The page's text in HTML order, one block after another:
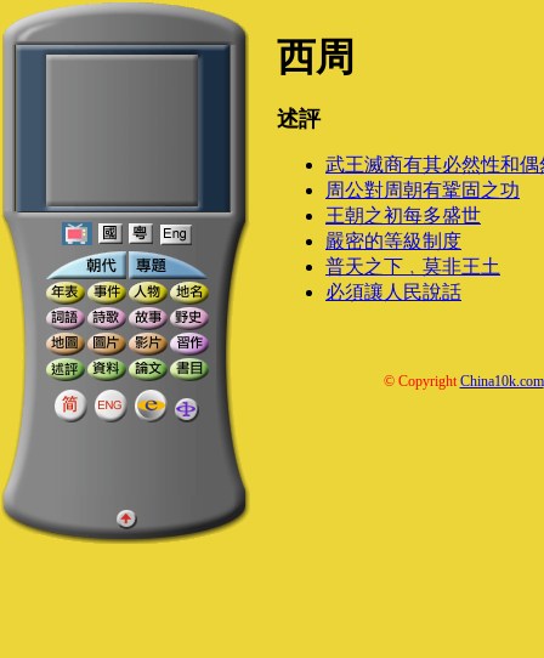
西周
述評
武王滅商有其必然性和偶
周公對周朝有鞏固之功
王朝之初每多盛世
嚴密的等級制度
普天之下﹐莫非王土
必須讓人民說話
© CopyrightChina10k.com